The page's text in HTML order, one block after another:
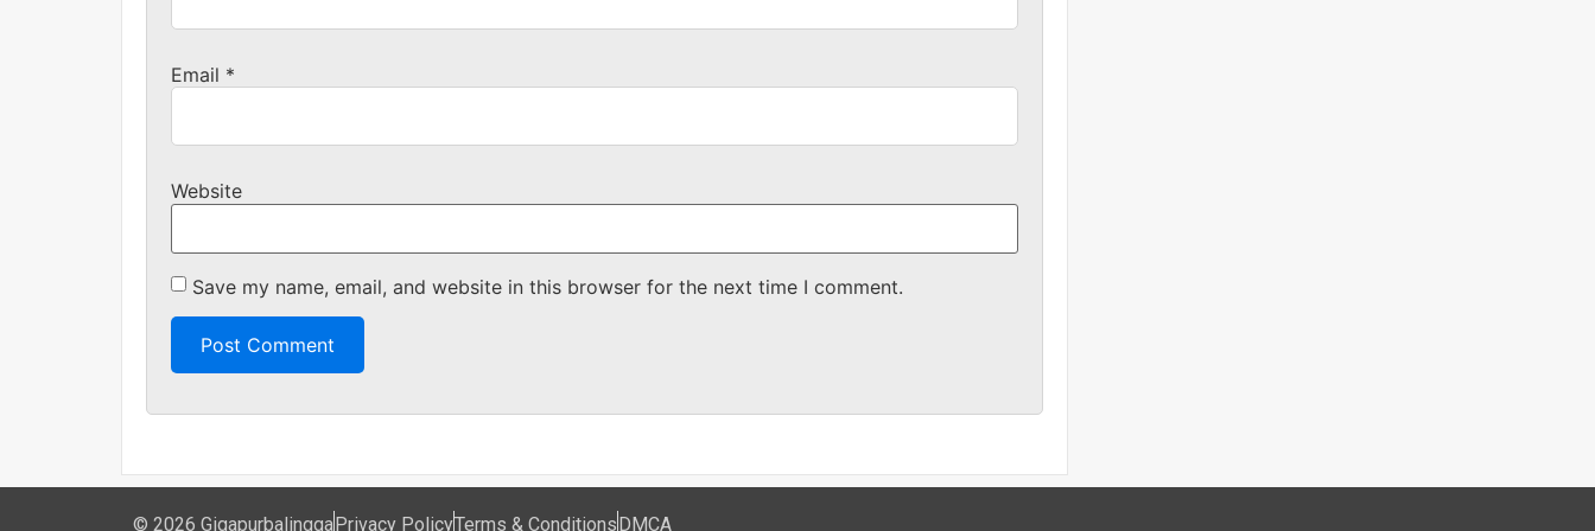
Email *
Website
Save my name, email, and website in this browser for the next time I comment.
© 2026 GigapurbalinggaPrivacy PolicyTerms & ConditionsDMCA